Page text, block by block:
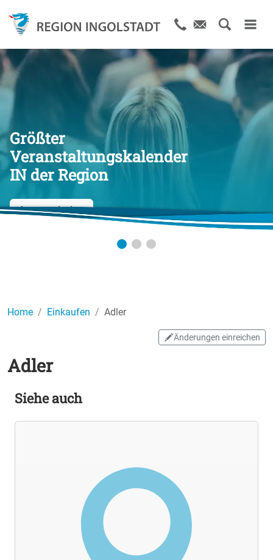
Größter
Veranstaltungskalender
IN der Region
Jetzt entdecken
Home Einkaufen Adler
Änderungen einreichen
Adler
Siehe auch